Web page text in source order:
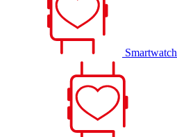
Smartwatch